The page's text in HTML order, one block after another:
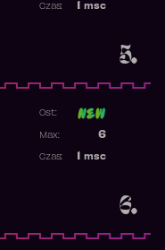
5.
msc
Czas:
6.
Ost:
6
Max:
msc
Czas: